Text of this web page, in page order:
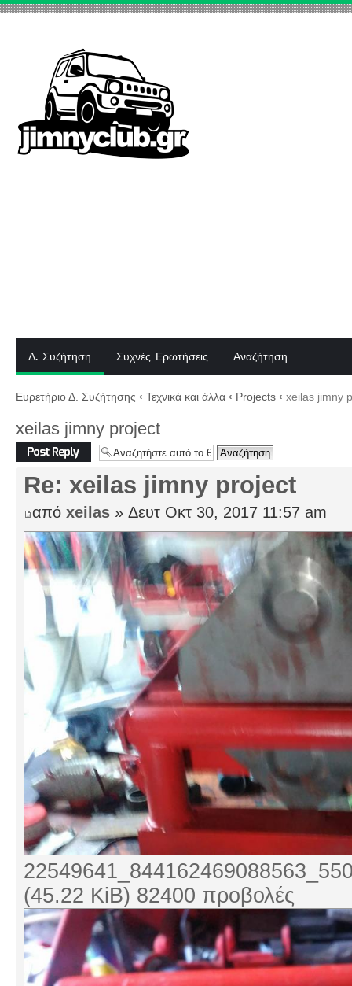
Δ. Συζήτηση Συχνές Ερωτήσεις Αναζήτηση
Ευρετήριο Δ. Συζήτησης ‹ Τεχνικά και άλλα ‹ Projects ‹ xeilas jimny
xeilas jimny project
Δημιουργία
απάντησης
Re: xeilas jimny project
από xeilas » Δευτ Οκτ 30, 2017 11:57 am
(45.22 KiB) 82400 προβολές